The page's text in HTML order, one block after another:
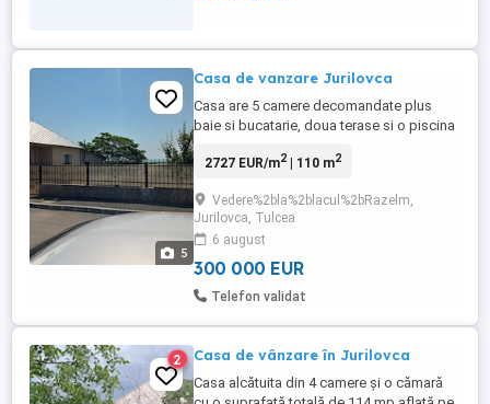
5
Casa de vanzare Jurilovca
Casa are 5 camere decomandate plus
baie si bucatarie, doua terase si o piscina
teracote, este racordata la apa, canalizare
cu gradina=1500mp, total=1650mp.Toate
actele, intabulare, cadastru sunt facute iar
taxele sunt platite. Pretul ...
2727 EUR/m2| 110 m2
Vedere%2bla%2blacul%2bRazelm,
Jurilovca, Tulcea
6 august
300 000 EUR
Telefon validat
2 Casa de vânzare în Jurilovca
Casa alcătuita din 4 camere și o cămară